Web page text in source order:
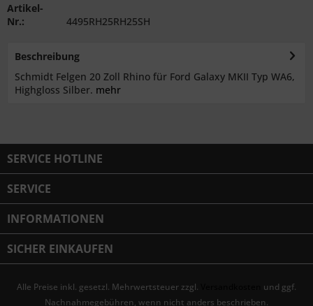
Artikel-
Nr.:
4495RH25RH25SH
Beschreibung
Schmidt Felgen 20 Zoll Rhino für Ford Galaxy MKII Typ WA6,
Highgloss Silber. mehr
SERVICE HOTLINE
SERVICE
INFORMATIONEN
SICHER EINKAUFEN
Alle Preise inkl. gesetzl. Mehrwertsteuer zzgl.
und ggf.
Nachnahmegebühren, wenn nicht anders beschrieben.